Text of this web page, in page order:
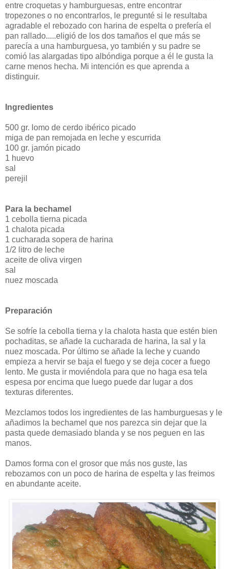
entre croquetas y hamburguesas, entre encontrar
tropezones o no encontrarlos, le pregunté si le resultaba
agradable el rebozado con harina de espelta o prefería el
pan rallado.....eligió de los dos tamaños el que más se
parecía a una hamburguesa, yo también y su padre se
comió las alargadas tipo albóndiga porque a él le gusta la
carne menos hecha. Mi intención es que aprenda a
distinguir.
Ingredientes
500 gr. lomo de cerdo ibérico picado
miga de pan remojada en leche y escurrida
100 gr. jamón picado
1 huevo
sal
perejil
Para la bechamel
1 cebolla tierna picada
1 chalota picada
1 cucharada sopera de harina
1/2 litro de leche
aceite de oliva virgen
sal
nuez moscada
Preparación
Se sofríe la cebolla tierna y la chalota hasta que estén bien
pochaditas, se añade la cucharada de harina, la sal y la
nuez moscada. Por último se añade la leche y cuando
empieza a hervir se baja el fuego y se deja cocer a fuego
lento. Me gusta ir moviéndola para que no haga esa tela
espesa por encima que luego puede dar lugar a dos
texturas diferentes.
Mezclamos todos los ingredientes de las hamburguesas y le
añadimos la bechamel que nos parezca sin dejar que la
pasta quede demasiado blanda y se nos peguen en las
manos.
Damos forma con el grosor que más nos guste, las
rebozamos con un poco de harina de espelta y las freimos
en abundante aceite.